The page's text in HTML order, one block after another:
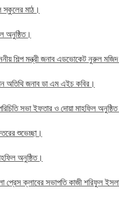
স্কুলের মাঠ।
অনুষ্ঠিত।
শিল্প মন্ত্রী জনাব এডভোকেট নুরুল
অতিথি জনাব ডা এম এইচ কবির।
সভা ইফতার ও দোয়া মাহফিল
শুভেচ্ছা।
অনুষ্ঠিত।
প্রেস ক্লাবের সভাপতি কাজী শরিফুল